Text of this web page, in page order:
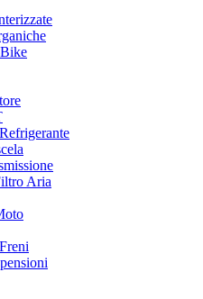
Aria